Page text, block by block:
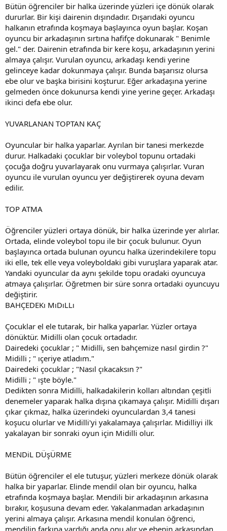
Bütün öğrenciler bir halka üzerinde yüzleri içe dönük olarak
dururlar. Bir kişi dairenin dışındadır. Dışarıdaki oyuncu
halkanın etrafında koşmaya başlayınca oyun başlar. Koşan
oyuncu bir arkadaşının sırtına hafifçe dokunarak " Benimle
gel." der. Dairenin etrafında bir kere koşu, arkadaşının yerini
almaya çalışır. Vurulan oyuncu, arkadaşı kendi yerine
gelinceye kadar dokunmaya çalışır. Bunda başarısız olursa
ebe olur ve başka birisini koşturur. Eğer arkadaşına yerine
gelmeden önce dokunursa kendi yine yerine geçer. Arkadaşı
ikinci defa ebe olur.
YUVARLANAN TOPTAN KAÇ
Oyuncular bir halka yaparlar. Ayrılan bir tanesi merkezde
durur. Halkadaki çocuklar bir voleybol topunu ortadaki
çocuğa doğru yuvarlayarak onu vurmaya çalışırlar. Vuran
oyuncu ile vurulan oyuncu yer değiştirerek oyuna devam
edilir.
TOP ATMA
Öğrenciler yüzleri ortaya dönük, bir halka üzerinde yer alırlar.
Ortada, elinde voleybol topu ile bir çocuk bulunur. Oyun
başlayınca ortada bulunan oyuncu halka üzerindekilere topu
iki elle, tek elle veya voleyboldaki gibi vuruşlara yaparak atar.
Yandaki oyuncular da aynı şekilde topu oradaki oyuncuya
atmaya çalışırlar. Öğretmen bir süre sonra ortadaki oyuncuyu
değiştirir.
BAHÇEDEKı MıDıLLı
Çocuklar el ele tutarak, bir halka yaparlar. Yüzler ortaya
dönüktür. Midilli olan çocuk ortadadır.
Dairedeki çocuklar ; " Midilli, sen bahçemize nasıl girdin ?"
Midilli ; " ıçeriye atladım."
Dairedeki çocuklar ; "Nasıl çıkacaksın ?"
Midilli ; " ışte böyle."
Dedikten sonra Midilli, halkadakilerin kolları altından çeşitli
denemeler yaparak halka dışına çıkamaya çalışır. Midilli dışarı
çıkar çıkmaz, halka üzerindeki oyunculardan 3,4 tanesi
koşucu olurlar ve Midilli'yi yakalamaya çalışırlar. Midilliyi ilk
yakalayan bir sonraki oyun için Midilli olur.
MENDiL DÜşÜRME
Bütün öğrenciler el ele tutuşur, yüzleri merkeze dönük olarak
halka bir yaparlar. Elinde mendil olan bir oyuncu, halka
etrafında koşmaya başlar. Mendili bir arkadaşının arkasına
bırakır, koşusuna devam eder. Yakalanmadan arkadaşının
yerini almaya çalışır. Arkasına mendil konulan öğrenci,
mendilin farkına vardığı anda onu alır ve ebenin arkasından